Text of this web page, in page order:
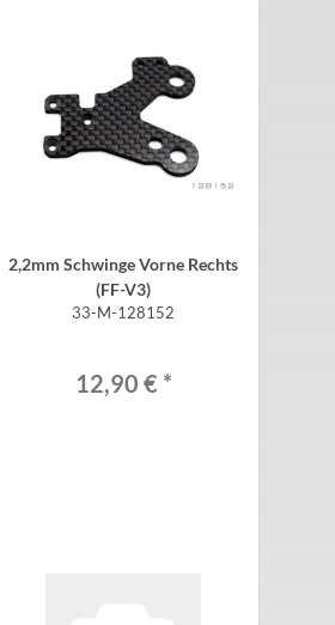
2,2mm Schwinge Vorne Rechts
(FF-V3)
33-M-128152
12,90 € *